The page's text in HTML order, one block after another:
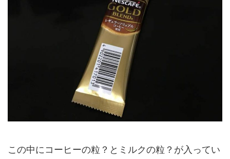
この中にコーヒーの粒？とミルクの粒？が入ってい